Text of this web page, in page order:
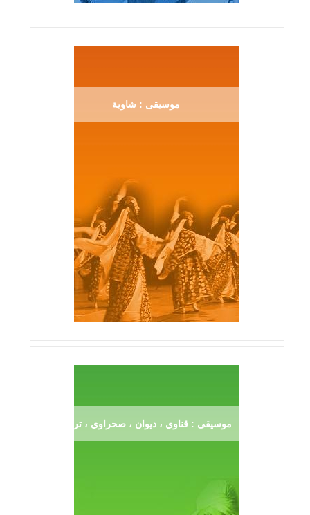
موسيقى : شاوية
موسيقى : قناوي ، ديوان ، صحراوي ، ترڨية